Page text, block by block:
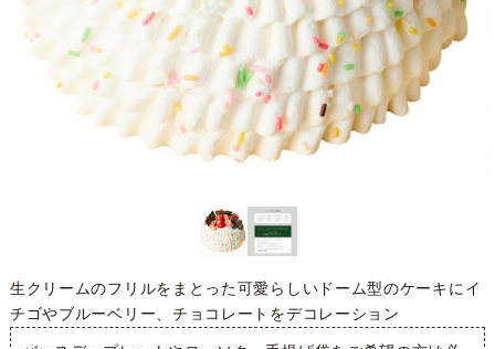
生クリームのフリルをまとった可愛らしいドーム型のケーキにイ
チゴやブルーベリー、チョコレートをデコレーション